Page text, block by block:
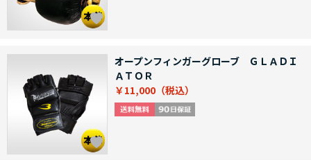
オープンフィンガーグローブ ＧＬＡＤＩ
ＡＴＯＲ
￥11,000